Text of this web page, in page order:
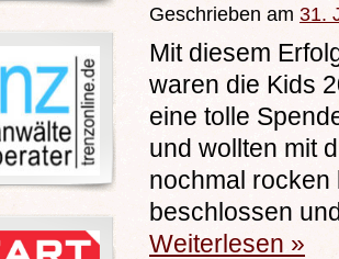
Geschrieben am 31.
Mit diesem
waren die Kids
eine tolle
und wollten mit
nochmal
beschlossen
Weiterlesen »